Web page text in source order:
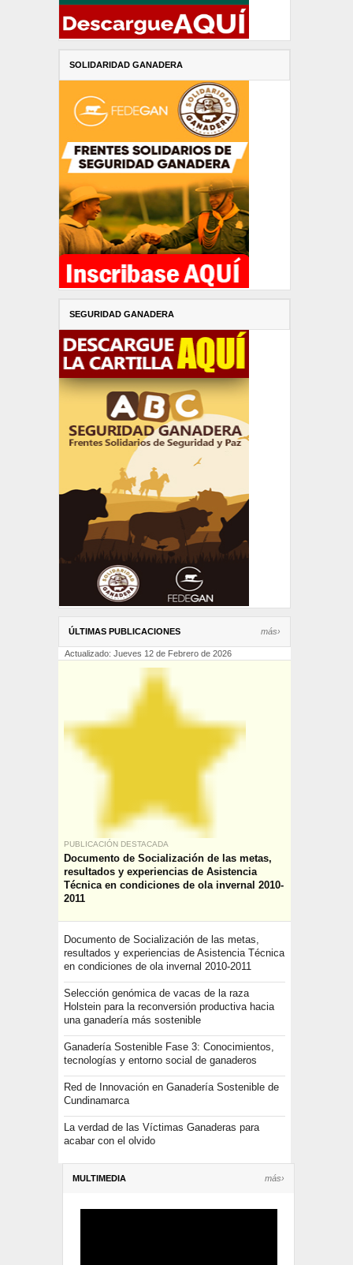
SOLIDARIDAD GANADERA
SEGURIDAD GANADERA
ÚLTIMAS PUBLICACIONES más›
Actualizado: Jueves 12 de Febrero de 2026
PUBLICACIÓN DESTACADA
Documento de Socialización de las metas,
resultados y experiencias de Asistencia
Técnica en condiciones de ola invernal 2010-
2011
Documento de Socialización de las metas,
resultados y experiencias de Asistencia Técnica
en condiciones de ola invernal 2010-2011
Selección genómica de vacas de la raza
Holstein para la reconversión productiva hacia
una ganadería más sostenible
Ganadería Sostenible Fase 3: Conocimientos,
tecnologías y entorno social de ganaderos
Red de Innovación en Ganadería Sostenible de
Cundinamarca
La verdad de las Víctimas Ganaderas para
acabar con el olvido
MULTIMEDIA más›